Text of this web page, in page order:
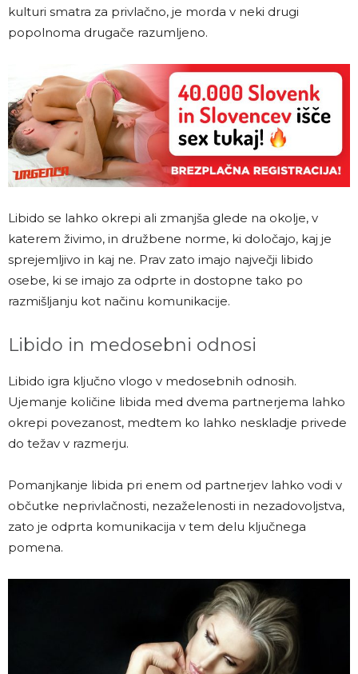
kulturi smatra za privlačno, je morda v neki drugi
popolnoma drugače razumljeno.
Libido se lahko okrepi ali zmanjša glede na okolje, v
katerem živimo, in družbene norme, ki določajo, kaj je
sprejemljivo in kaj ne. Prav zato imajo največji libido
osebe, ki se imajo za odprte in dostopne tako po
razmišljanju kot načinu komunikacije.
Libido in medosebni odnosi
Libido igra ključno vlogo v medosebnih odnosih.
Ujemanje količine libida med dvema partnerjema lahko
okrepi povezanost, medtem ko lahko neskladje privede
do težav v razmerju.
Pomanjkanje libida pri enem od partnerjev lahko vodi v
občutke neprivlačnosti, nezaželenosti in nezadovoljstva,
zato je odprta komunikacija v tem delu ključnega
pomena.